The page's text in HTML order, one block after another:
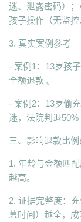
迷、泄露密码）
孩子操作（无监控
3. 真实案例参考
- 案例1：13岁孩
全额退款 。
- 案例2：13岁偷
迷，法院判退50%
三、影响退款比
1. 年龄与金额匹
越高。
2. 证据完整度：
幕时间）越全，成